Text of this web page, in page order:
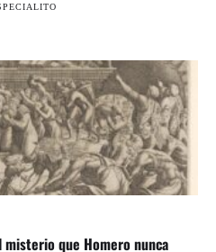
misterio que Homero nunca